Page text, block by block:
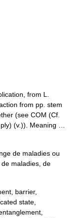
from L.
from pp. stem
(see COM (Cf.
(v.)). Meaning …
de maladies ou
maladies, de
barrier,
state,